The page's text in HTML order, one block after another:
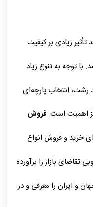
زیادی بر کیفیت
با توجه به تنوع زیاد
رشت، انتخاب پارچه‌ای
اهمیت است. فروش
خرید و فروش انواع
تقاضای بازار را برآورده
و ایران را معرفی و در